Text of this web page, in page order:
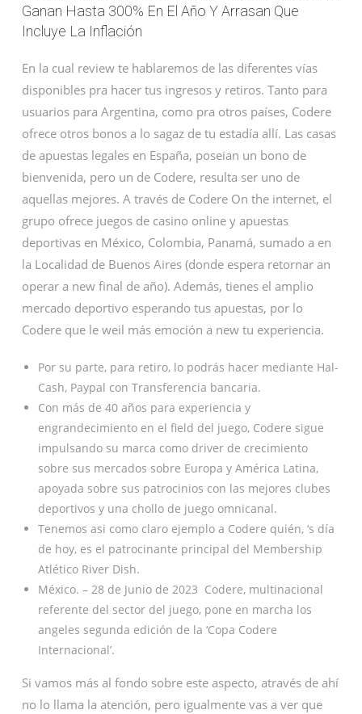
Ganan Hasta 300% En El Año Y Arrasan Que
Incluye La Inflación
En la cual review te hablaremos de las diferentes vías
disponibles pra hacer tus ingresos y retiros. Tanto para
usuarios para Argentina, como pra otros países, Codere
ofrece otros bonos a lo sagaz de tu estadía allí. Las casas
de apuestas legales en España, poseian un bono de
bienvenida, pero un de Codere, resulta ser uno de
aquellas mejores. A través de Codere On the internet, el
grupo ofrece juegos de casino online y apuestas
deportivas en México, Colombia, Panamá, sumado a en
la Localidad de Buenos Aires (donde espera retornar an
operar a new final de año). Además, tienes el amplio
mercado deportivo esperando tus apuestas, por lo
Codere que le weil más emoción a new tu experiencia.
Por su parte, para retiro, lo podrás hacer mediante Hal-
Cash, Paypal con Transferencia bancaria.
Con más de 40 años para experiencia y
engrandecimiento en el field del juego, Codere sigue
impulsando su marca como driver de crecimiento
sobre sus mercados sobre Europa y América Latina,
apoyada sobre sus patrocinios con las mejores clubes
deportivos y una chollo de juego omnicanal.
Tenemos asi como claro ejemplo a Codere quién, ‘s día
de hoy, es el patrocinante principal del Membership
Atlético River Dish.
México. – 28 de Junio de 2023 Codere, multinacional
referente del sector del juego, pone en marcha los
angeles segunda edición de la ‘Copa Codere
Internacional’.
Si vamos más al fondo sobre este aspecto, através de ahí
no lo llama la atención, pero igualmente vas a ver que